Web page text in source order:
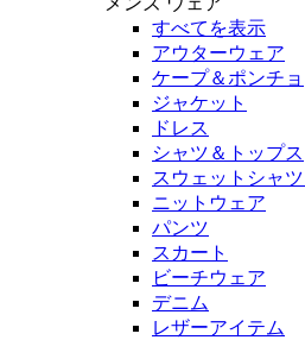
すべてを表示
アウターウェア
ケープ＆ポンチョ
ジャケット
ドレス
シャツ＆トップス
スウェットシャ
ニットウェア
パンツ
スカート
ビーチウェア
デニム
レザーアイテム